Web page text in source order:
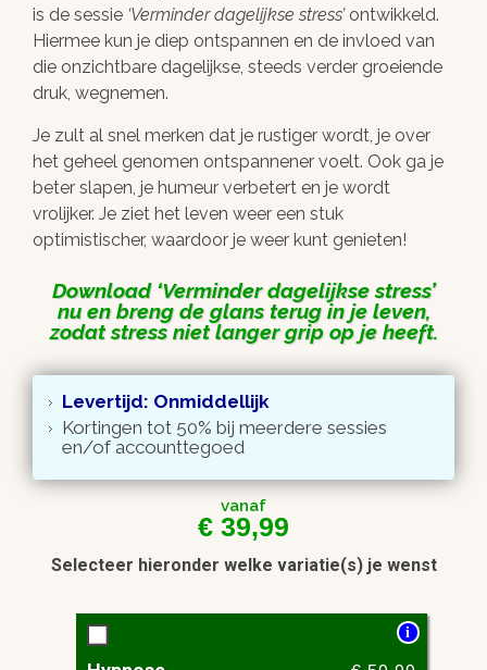
is de sessie Verminder dagelijkse stressontwikkeld.
Hiermee kun je diep ontspannen en de invloed van
die onzichtbare dagelijkse, steeds verder groeiende
druk, wegnemen.
Je zult al snel merken dat je rustiger wordt, je over
het geheel genomen ontspannener voelt. Ook ga je
beter slapen, je humeur verbetert en je wordt
vrolijker. Je ziet het leven weer een stuk
optimistischer, waardoor je weer kunt genieten!
Download Verminder dagelijkse stress
nu en breng de glans terug in je leven,
zodat stress niet langer grip op je heeft.
Levertijd: Onmiddellijk
Kortingen tot 50% bij meerdere sessies
en/of accounttegoed
vanaf
€ 39,99
Selecteer hieronder welke variatie(s) je wenst
i